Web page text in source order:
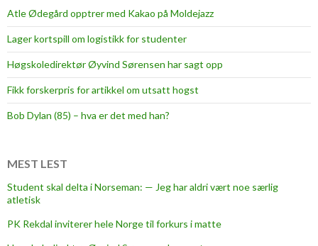
a
s
e
n
t
r
f
i
p
e
d
i
r
y
Atle Ødegård opptrer med Kakao på Moldejazz
Lager kortspill om logistikk for studenter
Høgskoledirektør Øyvind Sørensen har sagt opp
Fikk forskerpris for artikkel om utsatt hogst
Bob Dylan (85) – hva er det med han?
MEST LEST
Student skal delta i Norseman: — Jeg har aldri vært noe særlig
atletisk
PK Rekdal inviterer hele Norge til forkurs i matte